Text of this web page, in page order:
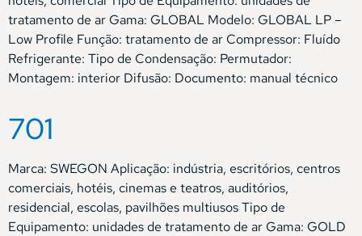
tratamento de ar Gama: GLOBAL Modelo: GLOBAL LP –
Low Profile Função: tratamento de ar Compressor: Fluído
Refrigerante: Tipo de Condensação: Permutador:
Montagem: interior Difusão: Documento: manual técnico
701
Marca: SWEGON Aplicação: indústria, escritórios, centros
comerciais, hotéis, cinemas e teatros, auditórios,
residencial, escolas, pavilhões multiusos Tipo de
Equipamento: unidades de tratamento de ar Gama: GOLD